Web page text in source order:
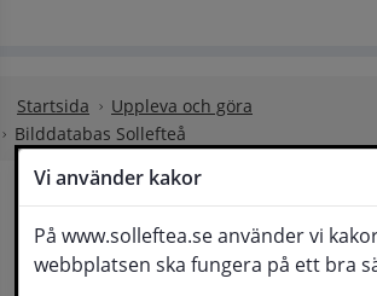
Vi använder kakor
På www.solleftea.se använder vi
webbplatsen ska fungera på ett bra
Startsida
Uppleva och göra
Bilddatabas Sollefteå
Bilddatabas Sollefteå